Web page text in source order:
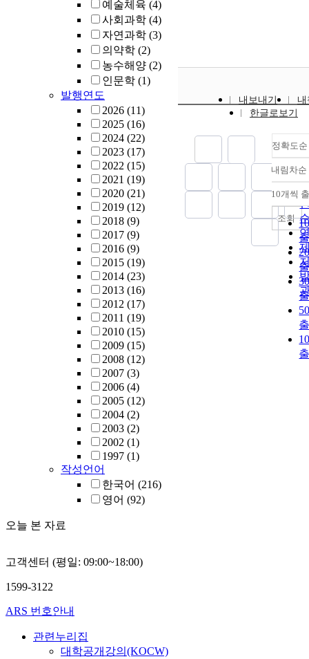
예술체육 (4)
사회과학 (4)
자연과학 (3)
의약학 (2)
농수해양 (2)
인문학 (1)
발행연도
2026 (11)
2025 (16)
2024 (22)
2023 (17)
2022 (15)
2021 (19)
2020 (21)
2019 (12)
2018 (9)
2017 (9)
2016 (9)
2015 (19)
2014 (23)
2013 (16)
2012 (17)
2011 (19)
2010 (15)
2009 (15)
2008 (12)
2007 (3)
2006 (4)
2005 (12)
2004 (2)
2003 (2)
2002 (1)
1997 (1)
작성언어
한국어 (216)
영어 (92)
오늘 본 자료
내보내기
한글로보기
정확도순
내림차순
10개씩
조회
고객센터 (평일: 09:00~18:00)
1599-3122
ARS 번호안내
관련누리집
대학공개강의(KOCW)